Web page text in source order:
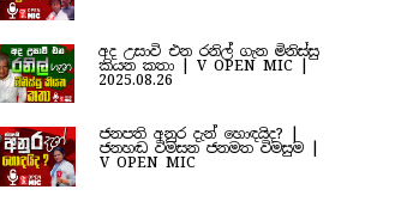
අද උසාවි එන රනිල් ගැන මිනිස්සු
කියන කතා | V OPEN MIC |
2025.08.26
ජනපති අනුර දැන් හොඳයිද? |
ජනහඬ විමසන ජනමත විමසුම |
V OPEN MIC